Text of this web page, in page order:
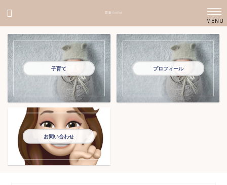
育楽mama
子育て プロフィール
お問い合わせ